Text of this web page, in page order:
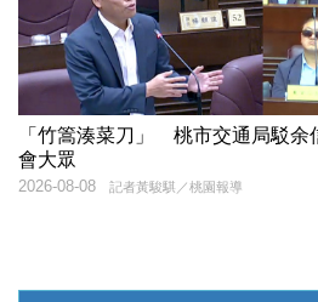
「竹篙湊菜刀」 桃市交通局駁余
會大眾
記者黃駿騏／桃園報導
2026-08-08